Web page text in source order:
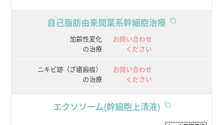
自己脂肪由来間葉系幹細胞治療
加齢性変化
の治療
お問い合わせ
ください
ニキビ跡（ざ瘡瘢痕）
の治療
お問い合わせ
ください
エクソソーム(幹細胞上清液)